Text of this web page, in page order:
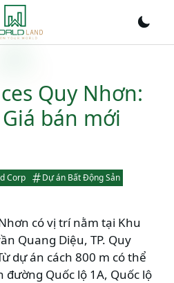
Quy Nhơn:
bán mới
Corp Dự án Bất Động Sản
có vị trí nằm tại Khu
Quang Diệu, TP. Quy
dự án cách 800 m có thể
đường Quốc lộ 1A, Quốc lộ